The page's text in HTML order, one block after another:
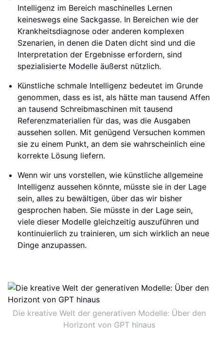
Intelligenz im Bereich maschinelles Lernen
keineswegs eine Sackgasse. In Bereichen wie der
Krankheitsdiagnose oder anderen komplexen
Szenarien, in denen die Daten dicht sind und die
Interpretation der Ergebnisse erfordern, sind
spezialisierte Modelle äußerst nützlich.
Künstliche schmale Intelligenz bedeutet im Grunde
genommen, dass es ist, als hätte man tausend Affen
an tausend Schreibmaschinen mit tausend
Referenzmaterialien für das, was die Ausgaben
aussehen sollen. Mit genügend Versuchen kommen
sie zu einem Punkt, an dem sie wahrscheinlich eine
korrekte Lösung liefern.
Wenn wir uns vorstellen, wie künstliche allgemeine
Intelligenz aussehen könnte, müsste sie in der Lage
sein, alles zu bewältigen, über das wir bisher
gesprochen haben. Sie müsste in der Lage sein,
viele dieser Modelle gleichzeitig auszuführen und
kontinuierlich zu trainieren, um sich wirklich an neue
Dinge anzupassen.
Die kreative Welt der generativen Modelle: Über den
Horizont von GPT hinaus